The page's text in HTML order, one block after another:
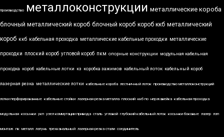
производство металлоконструкции металлические короба
блочный металлический короб блочный короб короб ккб металлический
короб ккб кабельная проходка металлические кабельные проходки металлические
проходки плоский короб угловой короб пкм опорные конструкции модульная кабельная
проходка короб кабельные лотки кз коробка зажимов кабельный лоток кабельный короб
лазерная резка металлические лотки кабельные короба лестничный лоток производство металлоконструкций
лотки перфорированные кабельные стойки лазерная резка металла плоский ккб по нержавейка кабельная проходка
модульная косынки укп узел коммутации привода сталь угловой глубокий кабельный лоток косынки боковые лазер лэп
монтаж пк металл латунь трехканальный лазерная резка стали соединитель